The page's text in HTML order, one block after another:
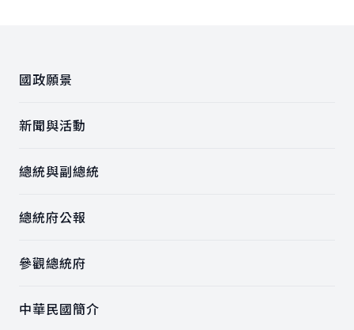
國政願景
新聞與活動
總統與副總統
總統府公報
參觀總統府
中華民國簡介